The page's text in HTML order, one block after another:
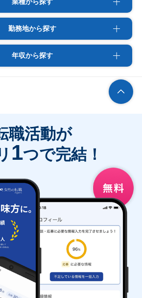
勤務地から探す
年収から探す
職活動が
1つで完結！